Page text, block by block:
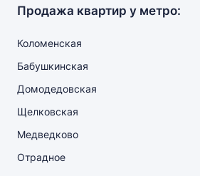
Продажа квартир у метро:
Коломенская
Бабушкинская
Домодедовская
Щелковская
Медведково
Отрадное